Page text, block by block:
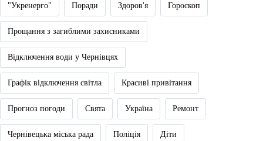
"Укренерго" Поради Здоров'я Гороскоп
Прощання з загиблими захисниками
Відключення води у Чернівцях
Графік відключення світла Красиві привітання
Прогноз погоди Свята Україна Ремонт
Чернівецька міська рада Поліція Діти